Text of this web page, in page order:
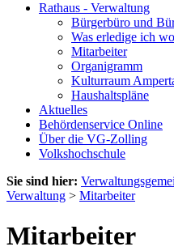
Rathaus - Verwaltung
Bürgerbüro und
Was erledige ich
Mitarbeiter
Organigramm
Kulturraum
Haushaltspläne
Aktuelles
Behördenservice Online
Über die VG-Zolling
Volkshochschule
Sie sind hier:
Verwaltung > Mitarbeiter
Mitarbeiter